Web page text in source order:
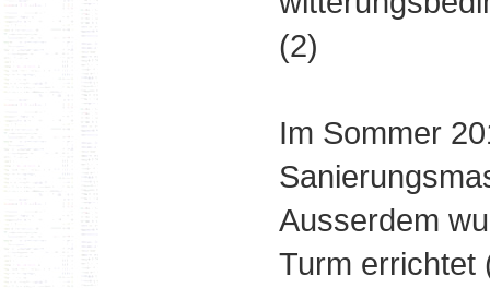
(2)
Im Sommer
Ausserdem
Turm errichtet